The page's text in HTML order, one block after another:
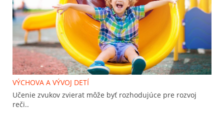
VÝCHOVA A VÝVOJ DETÍ
Učenie zvukov zvierat môže byť rozhodujúce pre rozvoj
reči..